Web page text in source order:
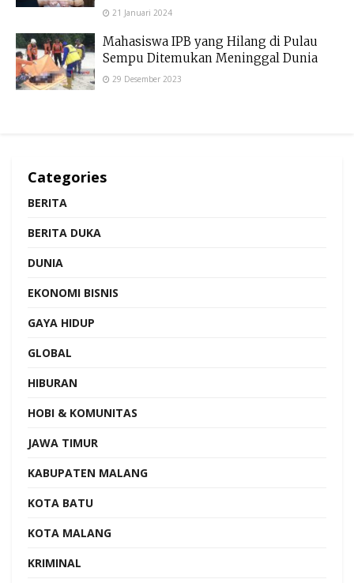
21 Januari 2024
Mahasiswa IPB yang Hilang di Pulau
Sempu Ditemukan Meninggal Dunia
29 Desember 2023
Categories
BERITA
BERITA DUKA
DUNIA
EKONOMI BISNIS
GAYA HIDUP
GLOBAL
HIBURAN
HOBI & KOMUNITAS
JAWA TIMUR
KABUPATEN MALANG
KOTA BATU
KOTA MALANG
KRIMINAL